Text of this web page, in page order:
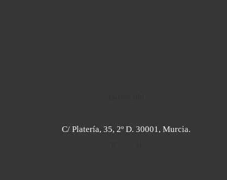
C/ Platería, 35, 2º D. 30001, Murcia.